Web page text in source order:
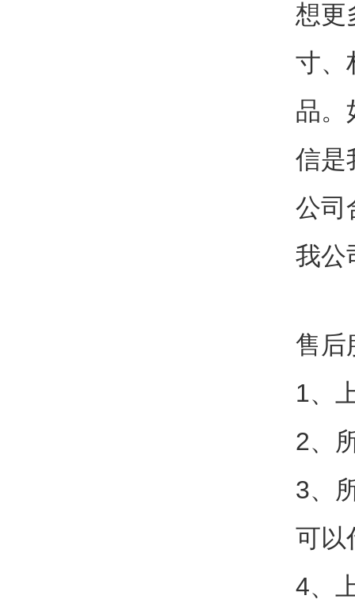
想更
寸、
品。
信是
公司
我公
售后
1、
2、
3、
可以
4、